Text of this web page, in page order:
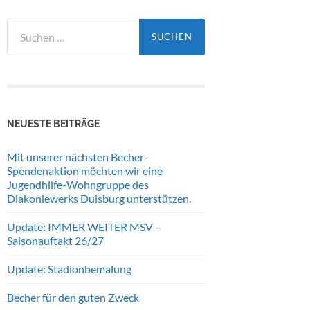
nach:
NEUESTE BEITRÄGE
Mit unserer nächsten Becher-
Spendenaktion möchten wir eine
Jugendhilfe-Wohngruppe des
Diakoniewerks Duisburg unterstützen.
Update: IMMER WEITER MSV –
Saisonauftakt 26/27
Update: Stadionbemalung
Becher für den guten Zweck